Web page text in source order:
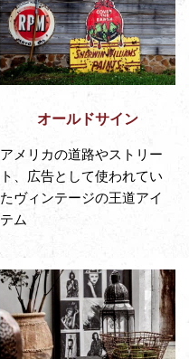
オールドサイン
アメリカの道路やストリー
ト、広告として使われてい
たヴィンテージの王道アイ
テム